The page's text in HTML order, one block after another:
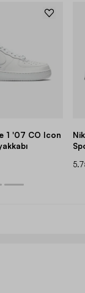
1 '07 CO Icon